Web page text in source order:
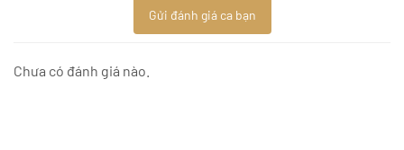
Gửi đánh giá ca bạn
Chưa có đánh giá nào.